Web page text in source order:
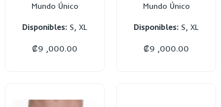
Mundo Único
Disponibles: S, XL
₡9 ,000.00
Mundo Único
Disponibles: S, XL
₡9 ,000.00